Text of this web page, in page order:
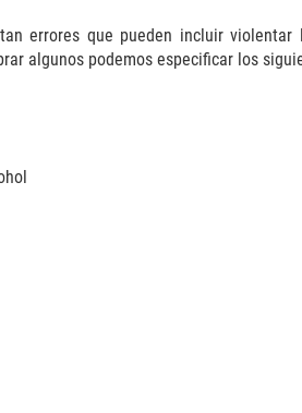
errores que pueden incluir
algunos podemos especificar los